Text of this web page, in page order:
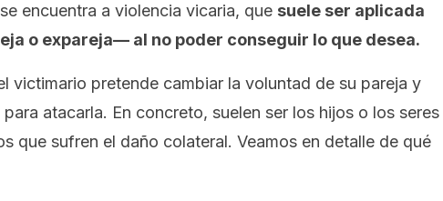
encuentra a violencia vicaria, que suele ser aplicada
o expareja— al no poder conseguir lo que desea.
victimario pretende cambiar la voluntad de su pareja y
atacarla. En concreto, suelen ser los hijos o los seres
que sufren el daño colateral. Veamos en detalle de qué